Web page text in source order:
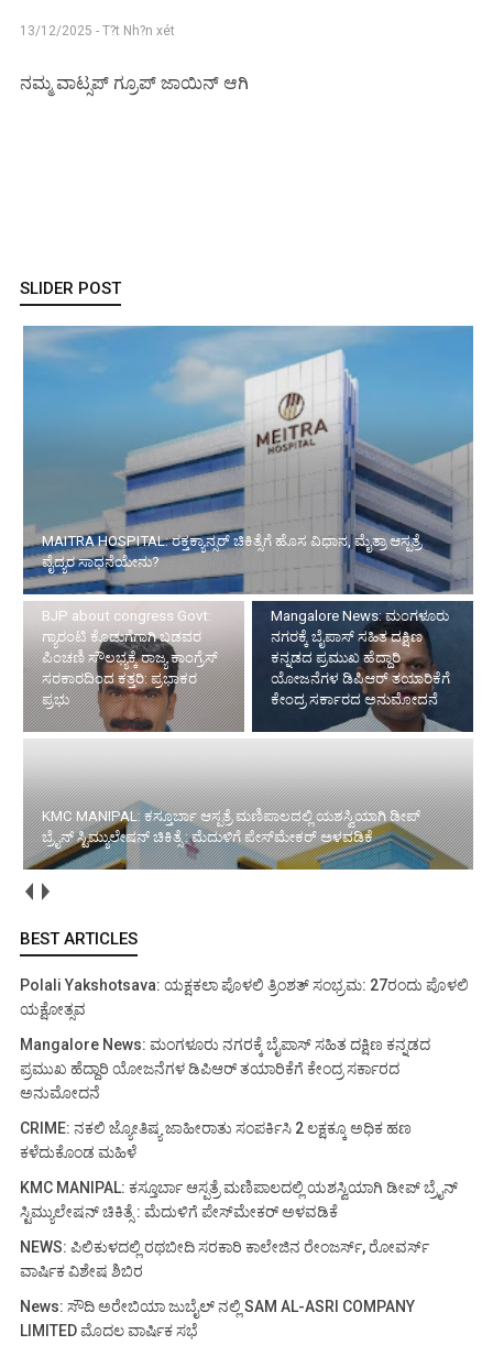
13/12/2025 - T?t Nh?n xét
ನಮ್ಮ ವಾಟ್ಸಪ್ ಗ್ರೂಪ್ ಜಾಯಿನ್ ಆಗಿ
SLIDER POST
MAITRA HOSPITAL: ರಕ್ತಕ್ಯಾನ್ಸರ್ ಚಿಕಿತ್ಸೆಗೆ ಹೊಸ ವಿಧಾನ, ಮೈತ್ರಾ ಆಸ್ಪತ್ರೆ
ವೈದ್ಯರ ಸಾಧನೆಯೇನು?
BJP about congress Govt:
ಗ್ಯಾರಂಟಿ ಕೊಡುಗೆಗಾಗಿ ಬಡವರ
ಪಿಂಚಣಿ ಸೌಲಭ್ಯಕ್ಕೆ ರಾಜ್ಯ ಕಾಂಗ್ರೆಸ್
ಸರಕಾರದಿಂದ ಕತ್ತರಿ: ಪ್ರಭಾಕರ
ಪ್ರಭು
Mangalore News: ಮಂಗಳೂರು
ನಗರಕ್ಕೆ ಬೈಪಾಸ್‌ ಸಹಿತ ದಕ್ಷಿಣ
ಕನ್ನಡದ ಪ್ರಮುಖ ಹೆದ್ದಾರಿ
ಯೋಜನೆಗಳ ಡಿಪಿಆರ್ ತಯಾರಿಕೆಗೆ
ಕೇಂದ್ರ ಸರ್ಕಾರದ ಅನುಮೋದನೆ
KMC MANIPAL: ಕಸ್ತೂರ್ಬಾ ಆಸ್ಪತ್ರೆ ಮಣಿಪಾಲದಲ್ಲಿ ಯಶಸ್ವಿಯಾಗಿ ಡೀಪ್
ಬ್ರೈನ್ ಸ್ಟಿಮ್ಯುಲೇಷನ್ ಚಿಕಿತ್ಸೆ : ಮೆದುಳಿಗೆ ಪೇಸ್‌ಮೇಕರ್ ಅಳವಡಿಕೆ
BEST ARTICLES
Polali Yakshotsava: ಯಕ್ಷಕಲಾ ಪೊಳಲಿ ತ್ರಿಂಶತ್ ಸಂಭ್ರಮ: 27ರಂದು ಪೊಳಲಿ
ಯಕ್ಷೋತ್ಸವ
Mangalore News: ಮಂಗಳೂರು ನಗರಕ್ಕೆ ಬೈಪಾಸ್‌ ಸಹಿತ ದಕ್ಷಿಣ ಕನ್ನಡದ
ಪ್ರಮುಖ ಹೆದ್ದಾರಿ ಯೋಜನೆಗಳ ಡಿಪಿಆರ್ ತಯಾರಿಕೆಗೆ ಕೇಂದ್ರ ಸರ್ಕಾರದ
ಅನುಮೋದನೆ
CRIME: ನಕಲಿ ಜ್ಯೋತಿಷ್ಯ ಜಾಹೀರಾತು ಸಂಪರ್ಕಿಸಿ 2 ಲಕ್ಷಕ್ಕೂ ಅಧಿಕ ಹಣ
ಕಳೆದುಕೊಂಡ ಮಹಿಳೆ
KMC MANIPAL: ಕಸ್ತೂರ್ಬಾ ಆಸ್ಪತ್ರೆ ಮಣಿಪಾಲದಲ್ಲಿ ಯಶಸ್ವಿಯಾಗಿ ಡೀಪ್ ಬ್ರೈನ್
ಸ್ಟಿಮ್ಯುಲೇಷನ್ ಚಿಕಿತ್ಸೆ : ಮೆದುಳಿಗೆ ಪೇಸ್‌ಮೇಕರ್ ಅಳವಡಿಕೆ
NEWS: ಪಿಲಿಕುಳದಲ್ಲಿ ರಥಬೀದಿ ಸರಕಾರಿ ಕಾಲೇಜಿನ ರೇಂಜರ್ಸ್, ರೋವರ್ಸ್
ವಾರ್ಷಿಕ ವಿಶೇಷ ಶಿಬಿರ
News: ಸೌದಿ ಅರೇಬಿಯಾ ಜುಬೈಲ್ ನಲ್ಲಿ SAM AL-ASRI COMPANY
LIMITED ಮೊದಲ ವಾರ್ಷಿಕ ಸಭೆ